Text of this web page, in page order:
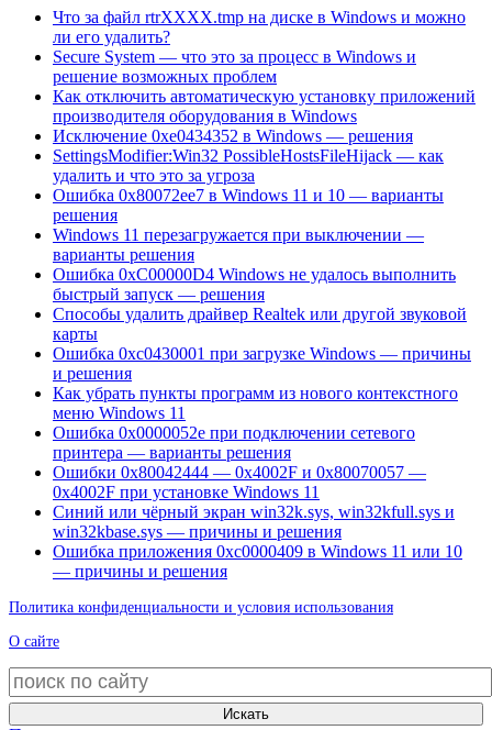
Что за файл rtrXXXX.tmp на диске в Windows и можно
ли его удалить?
Secure System — что это за процесс в Windows и
решение возможных проблем
Как отключить автоматическую установку приложений
производителя оборудования в Windows
Исключение 0xe0434352 в Windows — решения
SettingsModifier:Win32 PossibleHostsFileHijack — как
удалить и что это за угроза
Ошибка 0x80072ee7 в Windows 11 и 10 — варианты
решения
Windows 11 перезагружается при выключении —
варианты решения
Ошибка 0xC00000D4 Windows не удалось выполнить
быстрый запуск — решения
Способы удалить драйвер Realtek или другой звуковой
карты
Ошибка 0xc0430001 при загрузке Windows — причины
и решения
Как убрать пункты программ из нового контекстного
меню Windows 11
Ошибка 0x0000052e при подключении сетевого
принтера — варианты решения
Ошибки 0x80042444 — 0x4002F и 0x80070057 —
0x4002F при установке Windows 11
Синий или чёрный экран win32k.sys, win32kfull.sys и
win32kbase.sys — причины и решения
Ошибка приложения 0xc0000409 в Windows 11 или 10
— причины и решения
Политика конфиденциальности и условия использования
О сайте
Искать